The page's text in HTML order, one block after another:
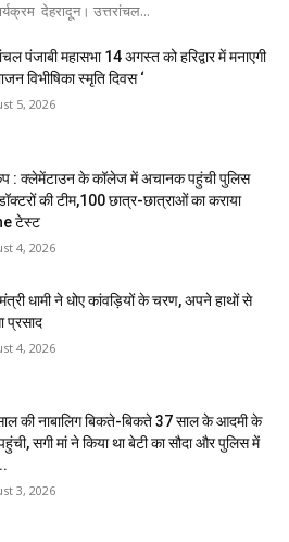
देहरादून। उत्तरांचल...
पंजाबी महासभा 14 अगस्त को हरिद्वार में मनाएगी
विभीषिका स्मृति दिवस ‘
5, 2026
: क्लेमेंटाउन के कॉलेज में अचानक पहुंची पुलिस
की टीम,100 छात्र-छात्राओं का कराया
टेस्ट
4, 2026
धामी ने धोए कांवड़ियों के चरण, अपने हाथों से
प्रसाद
4, 2026
की नाबालिग बिकते-बिकते 37 साल के आदमी के
सगी मां ने किया था बेटी का सौदा और पुलिस में
3, 2026